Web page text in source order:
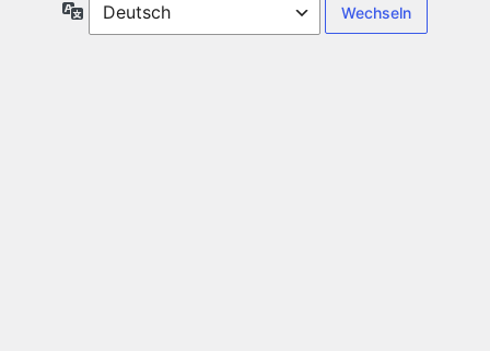
Sprache